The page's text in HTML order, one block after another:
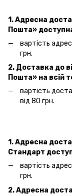
1. Адресна
Пошта»
вартість
грн.
2. Доставка до
Пошта» на всій
вартість
від 80 грн.
1. Адресна
Стандарт
вартість
грн.
2. Адресна